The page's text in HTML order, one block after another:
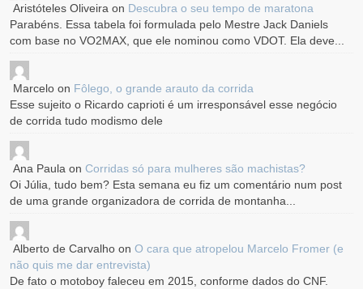
Aristóteles Oliveira on Descubra o seu tempo de maratona
Parabéns. Essa tabela foi formulada pelo Mestre Jack Daniels
com base no VO2MAX, que ele nominou como VDOT. Ela deve...
Marcelo on Fôlego, o grande arauto da corrida
Esse sujeito o Ricardo caprioti é um irresponsável esse negócio
de corrida tudo modismo dele
Ana Paula onCorridas só para mulheres são machistas?
Oi Júlia, tudo bem? Esta semana eu fiz um comentário num post
de uma grande organizadora de corrida de montanha...
Alberto de Carvalho onO cara que atropelou Marcelo Fromer (e
não quis me dar entrevista)
De fato o motoboy faleceu em 2015, conforme dados do CNF.